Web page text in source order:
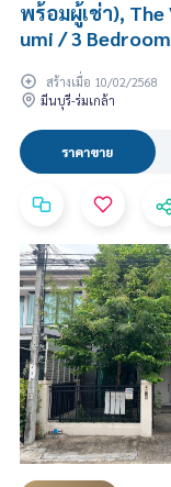
พร้อมผู้เช่า), The
umi / 3
สร้างเมื่อ 10/02/2568
มีนบุรี-ร่มเกล้า
ราคาขาย